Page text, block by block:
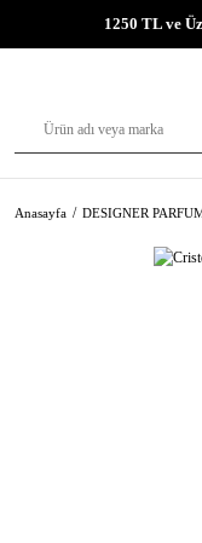
1250 TL ve
Anasayfa DESIGNER